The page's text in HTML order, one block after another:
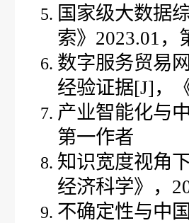
国家级大数据
索》 2023.01 ，
数字服务贸易
经验证据[J] ，
产业智能化与
第一作者
知识宽度视角
经济科学》 ，
不确定性与中